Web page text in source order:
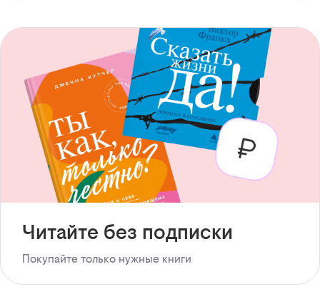
Читайте без подписки
Покупайте только нужные книги